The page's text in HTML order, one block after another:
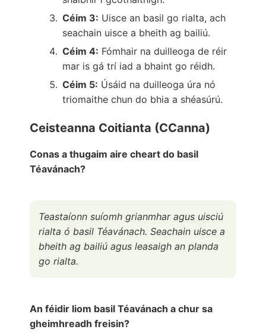
Céim 3: Uisce an basil go rialta, ach
seachain uisce a bheith ag bailiú.
Céim 4: Fómhair na duilleoga de réir
mar is gá trí iad a bhaint go réidh.
Céim 5: Úsáid na duilleoga úra nó
triomaithe chun do bhia a shéasúrú.
Ceisteanna Coitianta (CCanna)
Conas a thugaim aire cheart do basil
Téavánach?
Teastaíonn suíomh grianmhar agus uisciú
rialta ó basil Téavánach. Seachain uisce a
bheith ag bailiú agus leasaigh an planda
go rialta.
An féidir liom basil Téavánach a chur sa
gheimhreadh freisin?